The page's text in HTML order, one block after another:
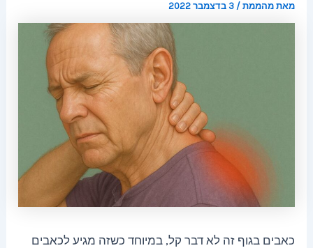
מאתמהממת/3 בדצמבר 2022
כאבים בגוף זה לא דבר קל, במיוחד כשזה מגיע לכאבים